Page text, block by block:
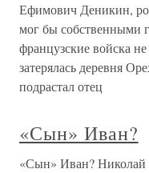
Ефимович Деникин,
мог бы собственными
французские войска
затерялась деревня
подрастал отец
«Сын» Иван?
«Сын» Иван? Николай